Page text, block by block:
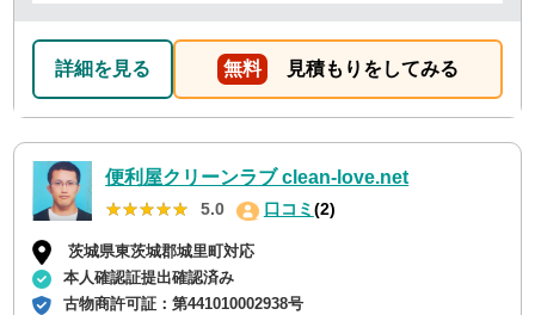
詳細を見る 無料 見積もりをしてみる
便利屋クリーンラブ clean-love.net
★★★★★
★★★★★ 5.0 口コミ(2)
茨城県東茨城郡城里町対応
本人確認証提出確認済み
古物商許可証：第441010002938号